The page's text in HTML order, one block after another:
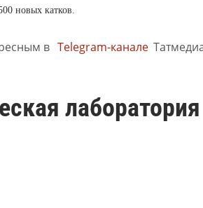
новых катков.
в Telegram-канале